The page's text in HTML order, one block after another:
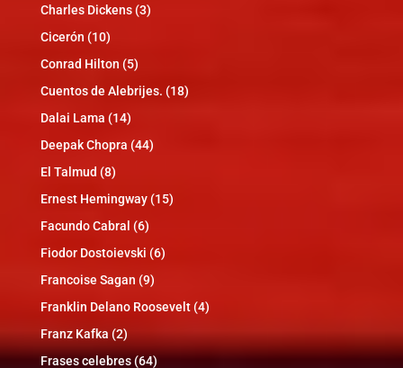
Charles Dickens(3)
Cicerón (10)
Conrad Hilton (5)
Cuentos de Alebrijes. (18)
Dalai Lama (14)
Deepak Chopra (44)
El Talmud (8)
Ernest Hemingway(15)
Facundo Cabral (6)
Fiodor Dostoievski (6)
Francoise Sagan (9)
Franklin Delano Roosevelt(4)
Franz Kafka (2)
Frases celebres(64)